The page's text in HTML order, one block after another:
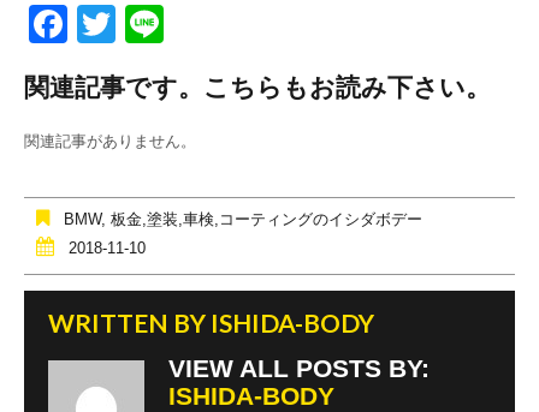
F
a
c
e
o
o
k
T
tt
er
e
関連記事です。こちらもお読み下さい。
関連記事がありません。
BMW, 板金,塗装,車検,コーティングのイシダボデー
2018-11-10
WRITTEN BY ISHIDA-BODY
VIEW ALL POSTS BY:
ISHIDA-BODY